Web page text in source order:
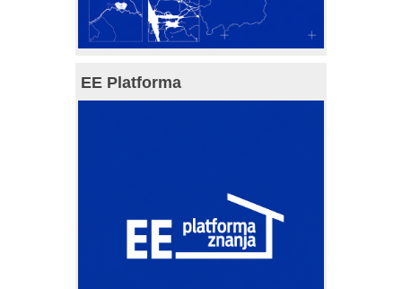
EE Platforma